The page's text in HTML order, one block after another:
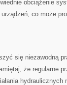
obciążenie
co może
się niezawodną
że regularne